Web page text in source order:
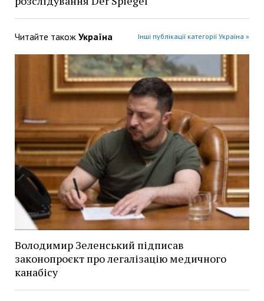
Читайте також Україна Інші публікації категорії Україна »
Володимир Зеленський підписав
законопроєкт про легалізацію медичного
канабісу